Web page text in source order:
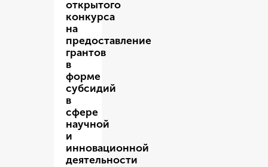
открытого
конкурса
на
предоставление
грантов
в
форме
субсидий
в
сфере
научной
и
инновационной
деятельности